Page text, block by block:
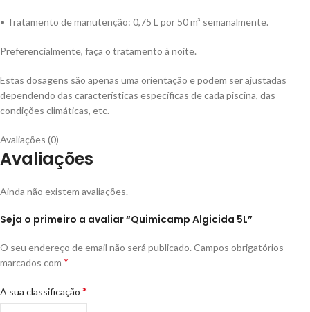
• Tratamento de manutenção: 0,75 L por 50 m³ semanalmente.
Preferencialmente, faça o tratamento à noite.
Estas dosagens são apenas uma orientação e podem ser ajustadas
dependendo das características específicas de cada piscina, das
condições climáticas, etc.
Avaliações (0)
Avaliações
Ainda não existem avaliações.
Seja o primeiro a avaliar “Quimicamp Algicida 5L”
O seu endereço de email não será publicado.Campos obrigatórios
marcados com *
A sua classificação *